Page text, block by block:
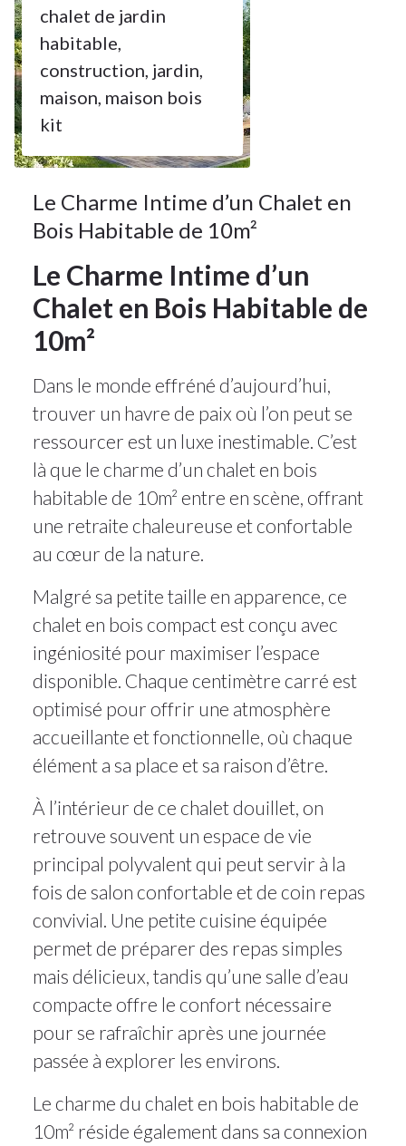
22
OCT 2024
chalet de jardin
habitable
construction jardin
maison maison bois
kit
Le Charme Intime d’un Chalet en
Bois Habitable de 10m²
Le Charme Intime d’un
Chalet en Bois Habitable de
10m²
Dans le monde effréné d’aujourd’hui,
trouver un havre de paix où l’on peut se
ressourcer est un luxe inestimable. C’est
là que le charme d’un chalet en bois
habitable de 10m² entre en scène, offrant
une retraite chaleureuse et confortable
au cœur de la nature.
Malgré sa petite taille en apparence, ce
chalet en bois compact est conçu avec
ingéniosité pour maximiser l’espace
disponible. Chaque centimètre carré est
optimisé pour offrir une atmosphère
accueillante et fonctionnelle, où chaque
élément a sa place et sa raison d’être.
À l’intérieur de ce chalet douillet, on
retrouve souvent un espace de vie
principal polyvalent qui peut servir à la
fois de salon confortable et de coin repas
convivial. Une petite cuisine équipée
permet de préparer des repas simples
mais délicieux, tandis qu’une salle d’eau
compacte offre le confort nécessaire
pour se rafraîchir après une journée
passée à explorer les environs.
Le charme du chalet en bois habitable de
10m² réside également dans sa connexion